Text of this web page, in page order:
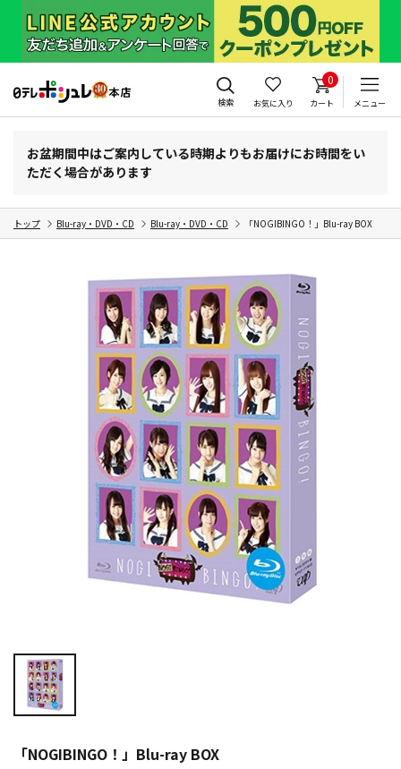
検索 お気に入り
0
カート メニュー
お盆期間中はご案内している時期よりもお届けにお時間をい
ただく場合があります
トップ Blu-ray・DVD・CD Blu-ray・DVD・CD 「NOGIBINGO！」Blu-ray BOX
「NOGIBINGO！」Blu-ray BOX